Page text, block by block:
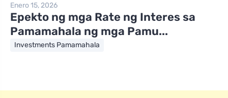
Enero 15, 2026
Epekto ng mga Rate ng Interes sa
Pamamahala ng mga Pamu...
Investments Pamamahala